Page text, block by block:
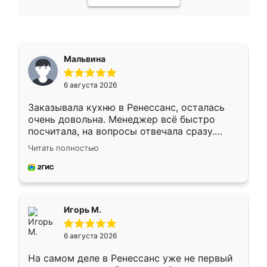
Мальвина
6 августа 2026
Заказывала кухню в Ренессанс, осталась
очень довольна. Менеджер всё быстро
посчитала, на вопросы отвечала сразу.
Замерщик приехал в субботу, подошёл к
делу со всей ответственностью. Собрали
за день, ребята работали аккуратно, даже
Читать полностью
Игорь М.
6 августа 2026
На самом деле в Ренессанс уже не первый